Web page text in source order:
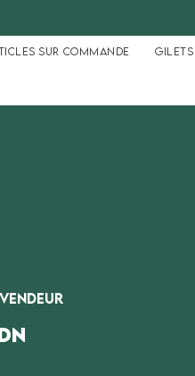
sur commande Gilets